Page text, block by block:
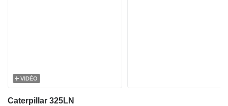
VIDÉO
Caterpillar 325LN